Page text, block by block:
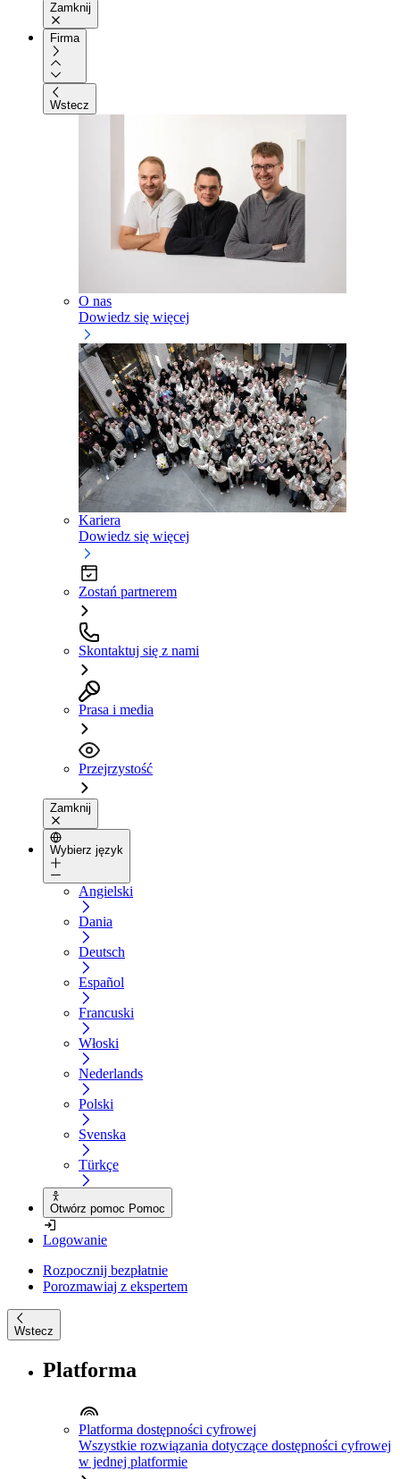
Zamknij
Firma
Wstecz
O nas
Dowiedz się więcej
Kariera
Dowiedz się więcej
Zostań partnerem
Skontaktuj się z nami
Prasa i media
Przejrzystość
Zamknij
Wybierz język
Angielski
Dania
Deutsch
Español
Francuski
Włoski
Nederlands
Polski
Svenska
Türkçe
Otwórz pomoc Pomoc
Logowanie
Rozpocznij bezpłatnie
Porozmawiaj z ekspertem
Wstecz
Platforma
Platforma dostępności cyfrowej
Wszystkie rozwiązania dotyczące dostępności cyfrowej
w jednej platformie